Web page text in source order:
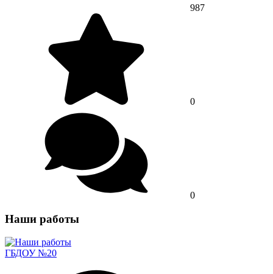
987
0
0
Наши работы
ГБДОУ №20